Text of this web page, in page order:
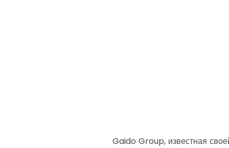
Gaido Group, известная